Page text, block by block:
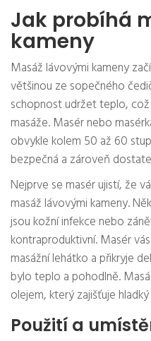
Jak probíhá
kameny
Masáž lávovými kameny
většinou ze sopečného
schopnost udržet teplo,
masáže. Masér nebo
obvykle kolem 50 až 60
bezpečná a zároveň
Nejprve se masér ujistí, že
masáž lávovými kameny.
jsou kožní infekce nebo
kontraproduktivní. Masér
masážní lehátko a přikryje
bylo teplo a pohodlně.
olejem, který zajišťuje
Použití a